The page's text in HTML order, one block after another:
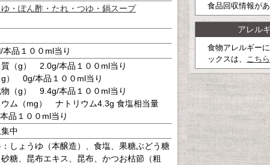
ゆ・ぽん酢・たれ・つゆ・鍋スープ
本品１００ml当り
質（g） 2.0g/本品１００ml当り
g） 0g/本品１００ml当り
物（g） 9.4g/本品１００ml当り
ウム（mg） ナトリウム4.3g 食塩相当量
品１００ml当り
中
：しょうゆ（本醸造）、食塩、果糖ぶどう糖
糖、昆布エキス、昆布、かつお枯節（粗
食品回収情報が
アレル
食物アレルギー
ックスは、
こちら